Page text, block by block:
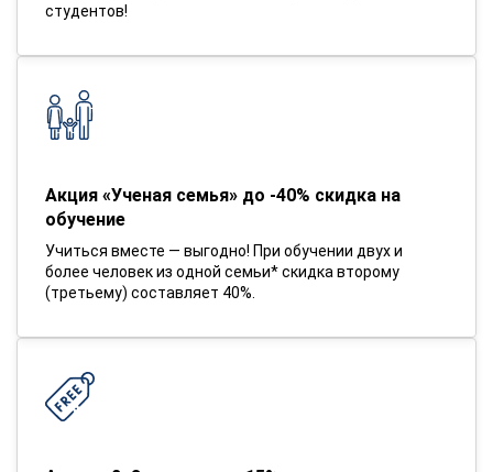
студентов!
Акция «Ученая семья» до -40% скидка на
обучение
Учиться вместе — выгодно! При обучении двух и
более человек из одной семьи* скидка второму
(третьему) составляет 40%.